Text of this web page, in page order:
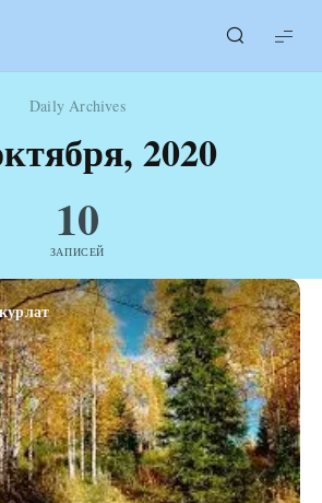
Daily Archives
2020
10
ЗАПИСЕЙ